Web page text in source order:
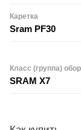
Каретка
Sram PF30
Класс (группа)
SRAM X7